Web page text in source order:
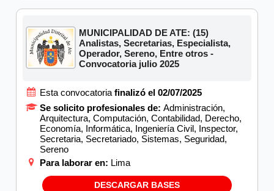
MUNICIPALIDAD DE ATE: (15)
Analistas, Secretarias, Especialista,
Operador, Sereno, Entre otros -
Convocatoria julio 2025
Esta convocatoria finalizó el 02/07/2025
Se solicito profesionales de: Administración,
Arquitectura, Computación, Contabilidad, Derecho,
Economía, Informática, Ingeniería Civil, Inspector,
Secretaria, Secretariado, Sistemas, Seguridad,
Sereno
Para laborar en: Lima
DESCARGAR BASES